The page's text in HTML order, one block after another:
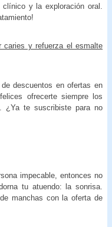
y la exploración oral.
caries y refuerza el esmalte
descuentos en ofertas en
ofrecerte siempre los
¿Ya te suscribiste para no
impecable, entonces no
tu atuendo: la sonrisa.
manchas con la oferta de